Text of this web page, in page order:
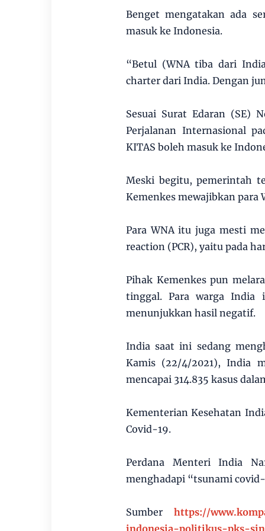
Benget mengatakan ada
masuk ke Indonesia.
“Betul (WNA tiba dari
charter dari India. Dengan
Sesuai Surat Edaran (SE)
Perjalanan Internasional
KITAS boleh masuk ke
Meski begitu, pemerintah
Kemenkes mewajibkan para
Para WNA itu juga mesti
reaction (PCR), yaitu pada
Pihak Kemenkes pun
tinggal. Para warga India
menunjukkan hasil negatif.
India saat ini sedang
Kamis (22/4/2021), India
mencapai 314.835 kasus
Kementerian Kesehatan
Covid-19.
Perdana Menteri India
menghadapi “tsunami
Sumber https://
indonesia-politikus-pks-